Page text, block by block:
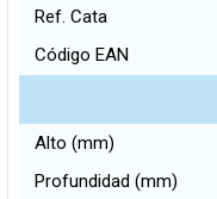
Ref. Cata
Código EAN
Alto (mm)
Profundidad (mm)